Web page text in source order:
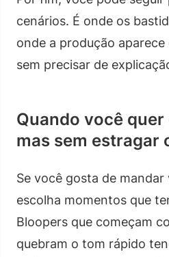
cenários. É onde os
onde a produção aparece
sem precisar de
Quando você
mas sem estragar
Se você gosta de mandar
escolha momentos que
Bloopers que começam
quebram o tom rápido